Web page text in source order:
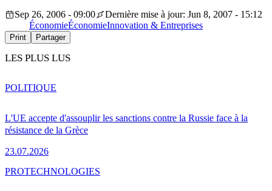
Sep 26, 2006 - 09:00
Dernière mise à jour: Jun 8, 2007 - 15:12
ÉconomieÉconomieInnovation & Entreprises
Print Partager
LES PLUS LUS
L'UE accepte d'assouplir les sanctions contre la Russie face à la
résistance de la Grèce
23.07.2026
POLITIQUE
PROTECHNOLOGIES